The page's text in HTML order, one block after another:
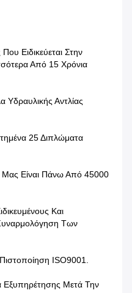
Ειδικεύεται Στην
Από 15 Χρόνια
Αντλίας
25 Διπλώματα
Μας Είναι Πάνω Από 45000
Και
Των
ISO9001.
Μετά Την